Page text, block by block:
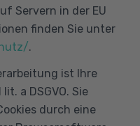
Servern in der EU
finden Sie unter
.
ist Ihre
a DSGVO. Sie
durch eine